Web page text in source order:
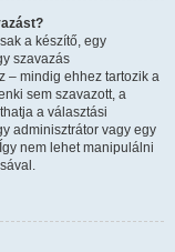
a készítő, egy
szavazás
– mindig ehhez tartozik a
sem szavazott, a
a választási
adminisztrátor vagy egy
nem lehet manipulálni